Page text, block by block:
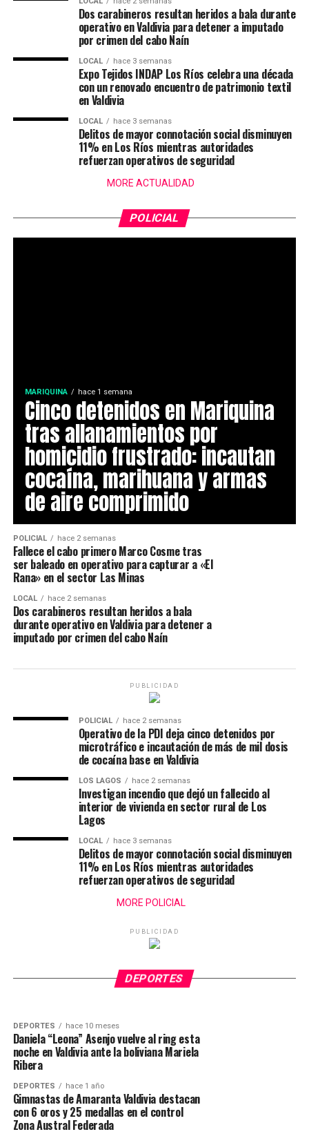
Dos carabineros resultan heridos a bala durante
operativo en Valdivia para detener a imputado
por crimen del cabo Naín
LOCAL hace 3 semanas
Expo Tejidos INDAP Los Ríos celebra una década
con un renovado encuentro de patrimonio textil
en Valdivia
LOCAL hace 3 semanas
Delitos de mayor connotación social disminuyen
11% en Los Ríos mientras autoridades
refuerzan operativos de seguridad
MORE ACTUALIDAD
POLICIAL
MARIQUINA hace 1 semana
Cinco detenidos en Mariquina
tras allanamientos por
homicidio frustrado: incautan
cocaína, marihuana y armas
de aire comprimido
POLICIAL hace 2 semanas
Fallece el cabo primero Marco Cosme tras
ser baleado en operativo para capturar a «El
Rana» en el sector Las Minas
LOCAL hace 2 semanas
Dos carabineros resultan heridos a bala
durante operativo en Valdivia para detener a
imputado por crimen del cabo Naín
PUBLICIDAD
POLICIAL hace 2 semanas
Operativo de la PDI deja cinco detenidos por
microtráfico e incautación de más de mil dosis
de cocaína base en Valdivia
LOS LAGOS hace 2 semanas
Investigan incendio que dejó un fallecido al
interior de vivienda en sector rural de Los
Lagos
LOCAL hace 3 semanas
Delitos de mayor connotación social disminuyen
11% en Los Ríos mientras autoridades
refuerzan operativos de seguridad
MORE POLICIAL
PUBLICIDAD
DEPORTES
hace 10 meses
“La Leona” Asenjo ganó con fuerza y corazón
en una gran noche de boxeo en Dreams
Valdivia
Sebastián “Lobo” Fontanilla se consagra como
nuevo campeón chileno Superwelter
DEPORTES hace 10 meses
Daniela “Leona” Asenjo vuelve al ring esta
noche en Valdivia ante la boliviana Mariela
Ribera
DEPORTES hace 1 año
Gimnastas de Amaranta Valdivia destacan
con 6 oros y 25 medallas en el control
Zona Austral Federada